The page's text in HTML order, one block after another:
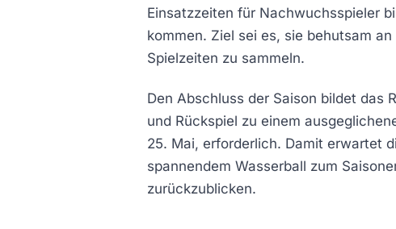
Einsatzzeiten für Nachwuchsspieler
kommen. Ziel sei es, sie behutsam
Spielzeiten zu sammeln.
Den Abschluss der Saison bildet das
und Rückspiel zu einem
25. Mai, erforderlich. Damit erwartet
spannendem Wasserball zum
zurückzublicken.